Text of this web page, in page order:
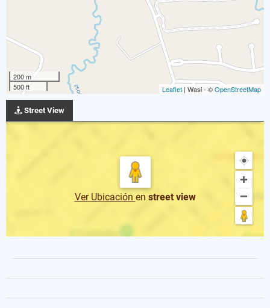
200 m
500 ft
Leaflet | Wasi - ©OpenStreetMap
Street View
Ver Ubicación en street view